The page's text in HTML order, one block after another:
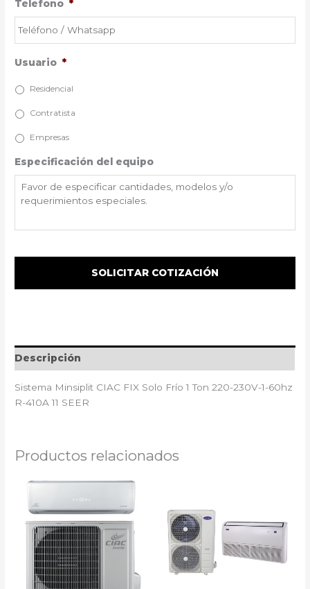
Telefono *
Usuario *
Residencial
Contratista
Empresas
Especificación del equipo
Descripción
Sistema Minsiplit CIAC FIX Solo Frío 1 Ton 220-230V-1-60hz
R-410A 11 SEER
Productos relacionados